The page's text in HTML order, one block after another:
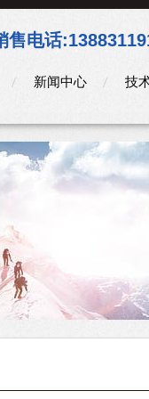
售电话:
新闻中心 技